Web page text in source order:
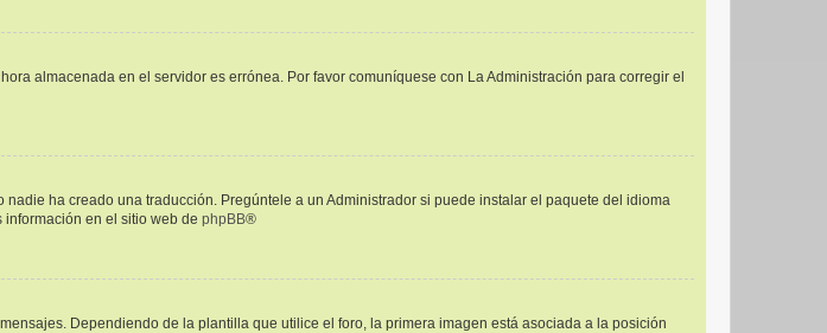
almacenada en el servidor es errónea. Por favor comuníquese con La Administración para corregir el
ha creado una traducción. Pregúntele a un Administrador si puede instalar el paquete del idioma
en el sitio web de phpBB®
Dependiendo de la plantilla que utilice el foro, la primera imagen está asociada a la posición